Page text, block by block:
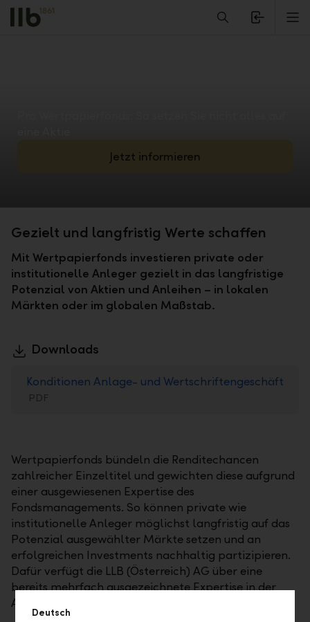
Alerts.Headline
Jetzt informieren
Gezielt und langfristig Werte schaffen
Mit Wertpapierfonds investieren private oder
institutionelle Anleger gezielt in das langfristige
Potenzial von Aktien und Anleihen – in lokalen
Märkten oder im globalen Maßstab.
Downloads
Konditionen Anlage- und Wertschriftengeschäft
PDF
Wertpapierfonds bündeln die Renditechancen
zahlreicher Einzeltitel und gewichten diese aufgrund
einer ausgewiesenen Expertise des
Fondsmanagements. So können private wie
institutionelle Anleger möglichst langfristig auf das
Potenzial ausgewählter Märkte setzen und an
erfolgreichen Investments nachhaltig partizipieren.
Dafür verfügt die LLB (Österreich) AG über eine
bereits mehrfach ausgezeichnete Expertise in der
Auflegung und Verwaltung von Investmentfonds.
Deutsch